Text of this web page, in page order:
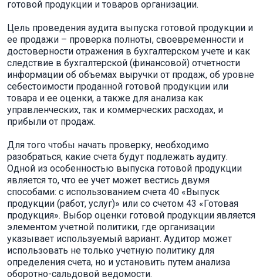
готовой продукции и товаров организации.
Цель проведения аудита выпуска готовой продукции и
ее продажи – проверка полноты, своевременности и
достоверности отражения в бухгалтерском учете и как
следствие в бухгалтерской (финансовой) отчетности
информации об объемах выручки от продаж, об уровне
себестоимости проданной готовой продукции или
товара и ее оценки, а также для анализа как
управленческих, так и коммерческих расходах, и
прибыли от продаж.
Для того чтобы начать проверку, необходимо
разобраться, какие счета будут подлежать аудиту.
Одной из особенностью выпуска готовой продукции
является то, что ее учет может вестись двумя
способами: с использованием счета 40 «Выпуск
продукции (работ, услуг)» или со счетом 43 «Готовая
продукция». Выбор оценки готовой продукции является
элементом учетной политики, где организации
указывает используемый вариант. Аудитор может
использовать не только учетную политику для
определения счета, но и установить путем анализа
оборотно-сальдовой ведомости.